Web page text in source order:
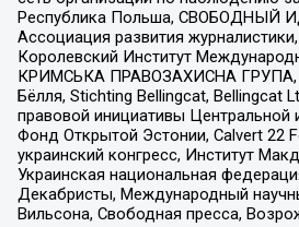
Республика Польша, СВОБОДНЫЙ
Ассоциация развития
Королевский Институт
КРИМСЬКА ПРАВОЗАХИСНА ГРУПА,
Бёлля, Stichting Bellingcat, Bellingcat
правовой инициативы Центральной
Фонд Открытой Эстонии, Calvert 22
украинский конгресс, Институт
Украинская национальная
Декабристы, Международный
Вильсона, Свободная пресса,